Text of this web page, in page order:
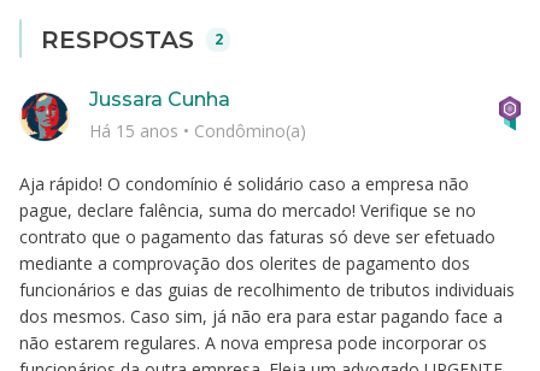
RESPOSTAS 2
Aja rápido! O condomínio é solidário caso a empresa não
pague, declare falência, suma do mercado! Verifique se no
contrato que o pagamento das faturas só deve ser efetuado
mediante a comprovação dos olerites de pagamento dos
funcionários e das guias de recolhimento de tributos individuais
dos mesmos. Caso sim, já não era para estar pagando face a
não estarem regulares. A nova empresa pode incorporar os
Jussara Cunha
Há 15 anos • Condômino(a)